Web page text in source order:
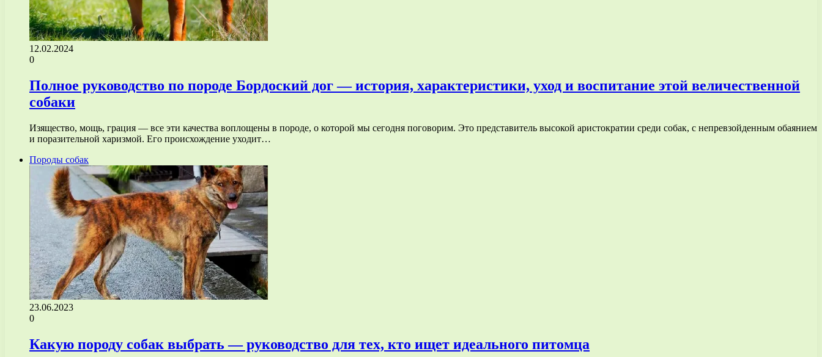
12.02.2024
0
Полное руководство по породе Бордоский дог — история, характеристики, уход и воспитание этой величественной
собаки
Изящество, мощь, грация — все эти качества воплощены в породе, о которой мы сегодня поговорим. Это представитель высокой аристократии среди собак, с непревзойденным обаянием
и поразительной харизмой. Его происхождение уходит…
Породы собак
23.06.2023
0
Какую породу собак выбрать — руководство для тех, кто ищет идеального питомца